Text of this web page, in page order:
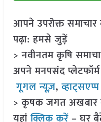
आपने उपरोक्त
पढ़ा: हमसे जुड़ें
> नवीनतम कृषि
अपने मनपसंद
गूगल न्यूज़,व्हाट्सएप्प
> कृषक जगत अखबार